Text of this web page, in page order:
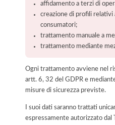
affidamento a terzi di
creazione di profili
consumatori;
trattamento manuale a
trattamento mediante
Ogni trattamento avviene nel
artt. 6, 32 del GDPR e
misure di sicurezza previste.
I suoi dati saranno trattati
espressamente autorizzato dal